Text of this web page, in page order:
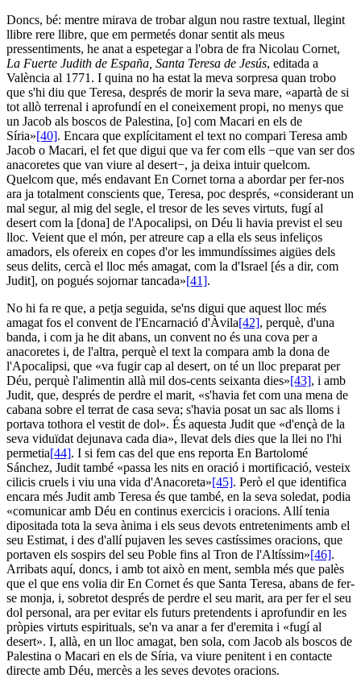
Doncs, bé: mentre mirava de trobar algun nou rastre textual, llegint
llibre rere llibre, que em permetés donar sentit als meus
pressentiments, he anat a espetegar a l'obra de fra Nicolau Cornet,
La Fuerte Judith de España, Santa Teresa de Jesús, editada a
València al 1771. I quina no ha estat la meva sorpresa quan trobo
que s'hi diu que Teresa, després de morir la seva mare, «apartà de si
tot allò terrenal i aprofundí en el coneixement propi, no menys que
un Jacob als boscos de Palestina, [o] com Macari en els de
Síria»[40]. Encara que explícitament el text no compari Teresa amb
Jacob o Macari, el fet que digui que va fer com ells −que van ser dos
anacoretes que van viure al desert−, ja deixa intuir quelcom.
Quelcom que, més endavant En Cornet torna a abordar per fer-nos
ara ja totalment conscients que, Teresa, poc després, «considerant un
mal segur, al mig del segle, el tresor de les seves virtuts, fugí al
desert com la [dona] de l'Apocalipsi, on Déu li havia previst el seu
lloc. Veient que el món, per atreure cap a ella els seus infeliços
amadors, els ofereix en copes d'or les immundíssimes aigües dels
seus delits, cercà el lloc més amagat, com la d'Israel [és a dir, com
Judit], on pogués sojornar tancada»[41].
No hi fa re que, a petja seguida, se'ns digui que aquest lloc més
amagat fos el convent de l'Encarnació d'Àvila[42], perquè, d'una
banda, i com ja he dit abans, un convent no és una cova per a
anacoretes i, de l'altra, perquè el text la compara amb la dona de
l'Apocalipsi, que «va fugir cap al desert, on té un lloc preparat per
Déu, perquè l'alimentin allà mil dos-cents seixanta dies»[43], i amb
Judit, que, després de perdre el marit, «s'havia fet com una mena de
cabana sobre el terrat de casa seva; s'havia posat un sac als lloms i
portava tothora el vestit de dol». És aquesta Judit que «d'ençà de la
seva viduïdat dejunava cada dia», llevat dels dies que la llei no l'hi
permetia[44]. I si fem cas del que ens reporta En Bartolomé
Sánchez, Judit també «passa les nits en oració i mortificació, vesteix
cilicis cruels i viu una vida d'Anacoreta»[45]. Però el que identifica
encara més Judit amb Teresa és que també, en la seva soledat, podia
«comunicar amb Déu en continus exercicis i oracions. Allí tenia
dipositada tota la seva ànima i els seus devots entreteniments amb el
seu Estimat, i des d'allí pujaven les seves castíssimes oracions, que
portaven els sospirs del seu Poble fins al Tron de l'Altíssim»[46].
Arribats aquí, doncs, i amb tot això en ment, sembla més que palès
que el que ens volia dir En Cornet és que Santa Teresa, abans de fer-
se monja, i, sobretot després de perdre el seu marit, ara per fer el seu
dol personal, ara per evitar els futurs pretendents i aprofundir en les
pròpies virtuts espirituals, se'n va anar a fer d'eremita i «fugí al
desert». I, allà, en un lloc amagat, ben sola, com Jacob als boscos de
Palestina o Macari en els de Síria, va viure penitent i en contacte
directe amb Déu, mercès a les seves devotes oracions.